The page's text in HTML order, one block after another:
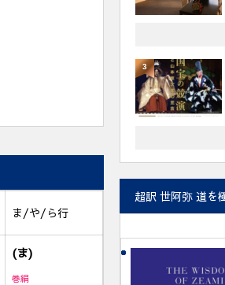
ま/や/ら行
(ま)
巻絹
3
超訳 世阿弥 道を